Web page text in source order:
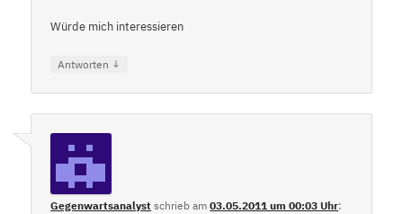
Würde mich interessieren
Antworten ↓
Gegenwartsanalyst schrieb am03.05.2011 um 00:03 Uhr: